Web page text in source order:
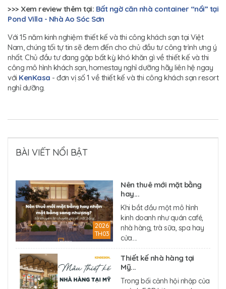
>>> Xem review thêm tại: Bất ngờ căn nhà container “nổi” tại
Pond Villa - Nhà Ao Sóc Sơn
Với 15 năm kinh nghiệm thiết kế và thi công khách sạn tại Việt
Nam, chúng tối tự tin sẽ đem đến cho chủ đầu tư công trình ưng ý
nhất. Chủ đầu tư đang gặp bất kỳ khó khăn gì về thiết kế và thi
công mô hình khách sạn, homestay nghỉ dưỡng hãy liên hệ ngay
với KenKasa - đơn vị số 1 về thiết kế và thi công khách sạn resort
nghỉ dưỡng.
BÀI VIẾT NỔI BẬT
2026
TH03
Nên thuê mới mặt bằng
hay...
Khi bắt đầu một mô hình
kinh doanh như quán café,
nhà hàng, trà sữa, spa hay
cửa....
Thiết kế nhà hàng tại
Mỹ...
Trong bối cảnh hội nhập của